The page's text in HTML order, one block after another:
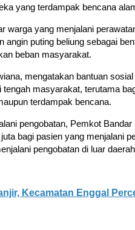
yang terdampak bencana
warga yang menjalani
angin puting beliung sebagai
beban masyarakat.
mengatakan bantuan
masyarakat, terutama
terdampak bencana.
pengobatan, Pemkot
bagi pasien yang menjalani
pengobatan di luar
Kecamatan Enggal